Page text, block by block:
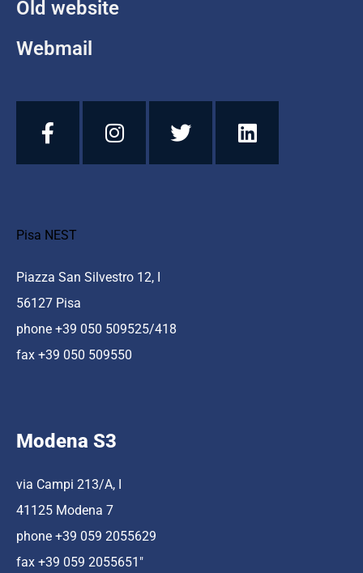
Old website
Webmail
Pisa NEST
Piazza San Silvestro 12, I
56127 Pisa
phone +39 050 509525/418
fax +39 050 509550
Modena S3
via Campi 213/A, I
41125 Modena 7
phone +39 059 2055629
fax +39 059 2055651″